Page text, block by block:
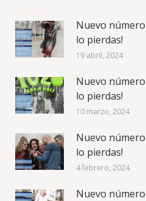
Nuevo
lo pierdas!
19 abril, 2024
Nuevo
lo pierdas!
10 marzo, 2024
Nuevo
lo pierdas!
4 febrero, 2024
Nuevo